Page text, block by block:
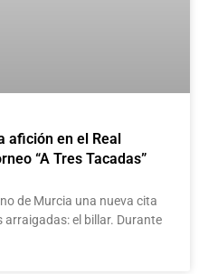
afición en el Real
“A Tres Tacadas”
de Murcia una nueva cita
el billar. Durante